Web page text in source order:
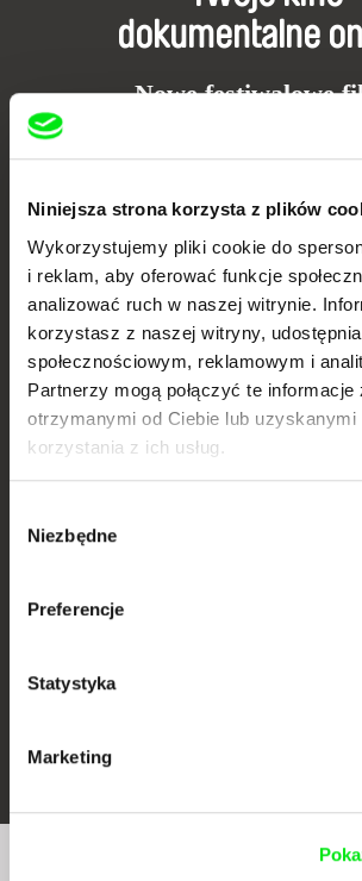
Niniejsza strona korzysta z plików
Wykorzystujemy pliki cookie do
i reklam, aby oferować funkcje
analizować ruch w naszej witrynie.
korzystasz z naszej witryny,
społecznościowym, reklamowym i
Partnerzy mogą połączyć te
otrzymanymi od Ciebie lub uzyskanymi
korzystania z ich usług.
zgody
Niezbędne
Preferencje
Statystyka
Marketing
dokumentalne
Nowe festiwalowe
współpracy 7 europejskich festiwali kina
różnorodność i promować wartościowe
Członkowie Doc Alliance